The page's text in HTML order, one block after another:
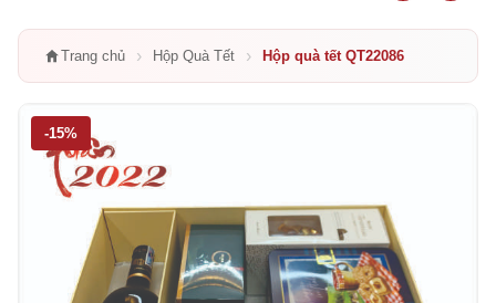
Trang chủ › Hộp Quà Tết › Hộp quà tết QT22086
-15%